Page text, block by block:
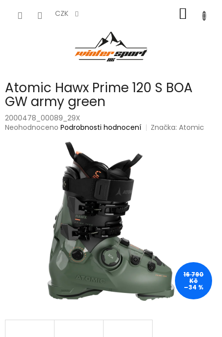
CZK
KOŠÍK
Atomic Hawx Prime 120 S BOA
GW army green
2000478_00089_29X
Průměrné
Neohodnoceno Podrobnosti hodnocení Značka:Atomic
16 790
Kč
–34 %